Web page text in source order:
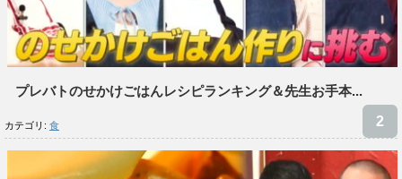
プレバトのせかけごはんレシピランキング＆先生お手本...
カテゴリ: 食